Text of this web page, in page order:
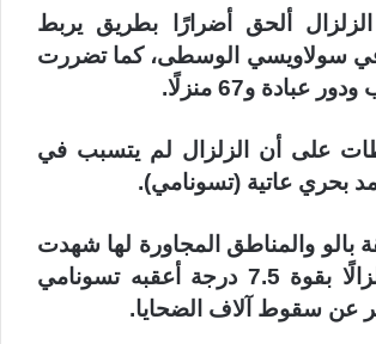
ألحق أضرارًا بطريق يربط
سولاويسي الوسطى، كما تضررت
عبادة و67 منزلًا.
على أن الزلزال لم يتسبب في
بحري عاتية (تسونامي).
بالو والمناطق المجاورة لها شهدت
عام 2018 زلزالًا بقوة 7.5 درجة أعقبه تسونامي
عن سقوط آلاف الضحايا.